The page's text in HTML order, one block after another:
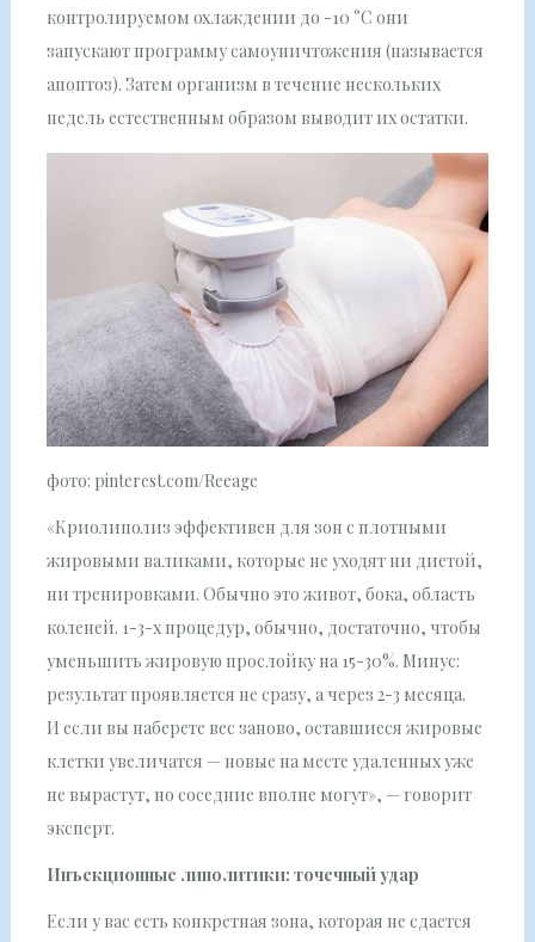
контролируемом охлаждении до -10 °C они
запускают программу самоуничтожения (называется
апоптоз). Затем организм в течение нескольких
недель естественным образом выводит их остатки.
фото: pinterest.com/Reeage
«Криолиполиз эффективен для зон с плотными
жировыми валиками, которые не уходят ни диетой,
ни тренировками. Обычно это живот, бока, область
коленей. 1-3-х процедур, обычно, достаточно, чтобы
уменьшить жировую прослойку на 15-30%. Минус:
результат проявляется не сразу, а через 2-3 месяца.
И если вы наберете вес заново, оставшиеся жировые
клетки увеличатся — новые на месте удаленных уже
не вырастут, но соседние вполне могут», — говорит
эксперт.
Инъекционные липолитики: точечный удар
Если у вас есть конкретная зона, которая не сдается